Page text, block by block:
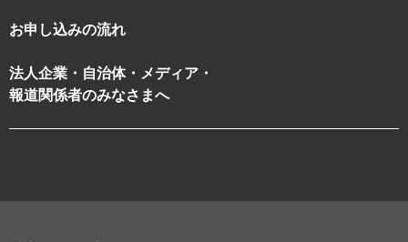
お申し込みの流れ
法人企業・自治体・メディア・
報道関係者のみなさまへ